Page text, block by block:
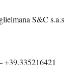
S&C s.a.s
+39.335216421